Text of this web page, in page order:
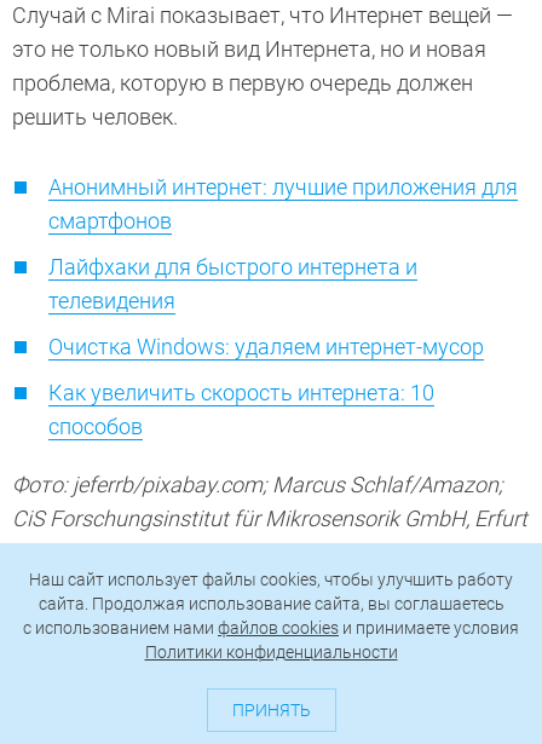
Случай с Mirai показывает, что Интернет вещей —
это не только новый вид Интернета, но и новая
проблема, которую в первую очередь должен
решить человек.
Анонимный интернет: лучшие приложения для
смартфонов
Лайфхаки для быстрого интернета и
телевидения
Очистка Windows: удаляем интернет-мусор
Как увеличить скорость интернета: 10
способов
Фото: jeferrb/pixabay.com; Marcus Schlaf/Amazon;
CiS Forschungsinstitut für Mikrosensorik GmbH, Erfurt
Ольга Дмитриева
Наш сайт использует файлы cookies, чтобы улучшить работу
сайта. Продолжая использование сайта, вы соглашаетесь
c использованием нами файлов cookies и принимаете условия
Политики конфиденциальности
ПРИНЯТЬ